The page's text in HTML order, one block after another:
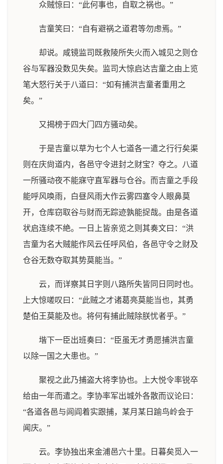
众贼惊曰：“此何事也，自取之祸也。”
吉童笑曰：“自有避祸之道君等勿虑焉。”
却说。咸镜监司既救陵所失火而入城见之则仓
谷与军器没数见失矣。监司大惊启达吉童之由上览
笔大怒行关于八道曰：“如有捕洪吉童者重用之
矣。”
又揭榜于四大门四方骚动矣。
于是吉童以草为七个人七道各一遣之行行矣渠
则在庆尙道内，各邑守令进封之财宝？夺之。八道
一所骚动夜不能寐守直军器与仓谷。而吉童之手段
能呼风唤雨，白昼风雨大作云雾四塞令人眼鼻莫
开，仓库窃取谷与财而无踪迹孰能捉哉。由是各道
状启连续不絶。一日上皆亲览之则其奏文曰：“洪
吉童为名大贼能作风云任呼风伯，各邑守令之财及
仓谷无数夺取其势莫能当。”
云，而详察其日字则八路所失皆同日同时也。
上大惊嗟叹曰：“此贼之才诸葛亮莫能当也，其勇
楚伯王莫能及也。将何有捕此贼除朕忧者乎。”
堦下一臣出班奏曰：“臣虽无才勇愿捕洪吉童
以除一国之大患也。”
聚视之此乃捕盗大将李协也。上大悦令率锐卒
给由一年而遣之。李协率军出城外各散而议论曰：
“各道各邑与闾阎着实跟捕，某月某日踰鸟岭会于
闻庆。”
云。李协独出来金浦邑六十里。日暮矣觅入一